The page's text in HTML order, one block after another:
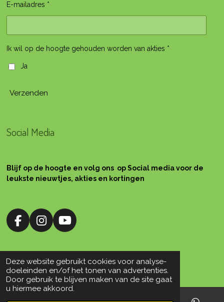
Deze website gebruikt cookies voor analyse-
doeleinden en/of het tonen van advertenties.
Door gebruik te blijven maken van de site gaat
u hiermee akkoord.
E-mailadres *
Ik wil op de hoogte gehouden worden van akties *
Ja
Verzenden
Social Media
Blijf op de hoogte en volg ons op Social media voor de
leukste nieuwtjes, akties en kortingen
F
e
b
o
o
I
t
a
g
r
Y
T
u
b
e
© 2010 Silsplace Workshops